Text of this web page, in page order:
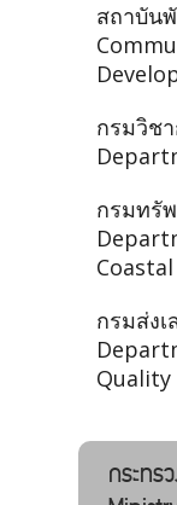
สถาบัน
กรมวิช
กรมทรั
กรมส่ง
กระท